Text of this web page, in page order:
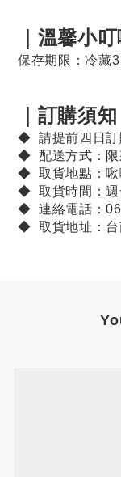
｜溫馨小叮
保存期限：冷藏3
｜訂購須知
◆ 請提前四日訂
◆ 配送方式：限
◆ 取貨地點：啾
◆ 取貨時間：週
◆ 連絡電話：
◆ 取貨地址：台